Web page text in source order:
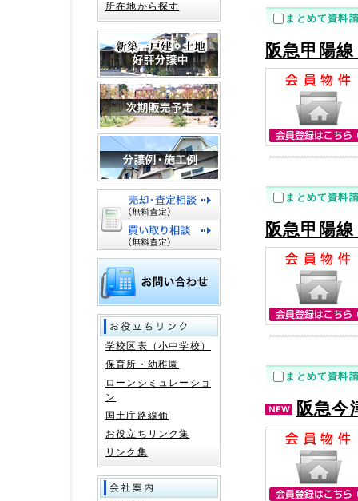
まとめて資料
阪急甲陽
まとめて資料
阪急甲陽
まとめて資料
阪急今
所在地から探す
学校区表（小中学校）
保育所・幼稚園
ローンシミュレーショ
ン
国土庁路線価
お役立ちリンク集
リンク集